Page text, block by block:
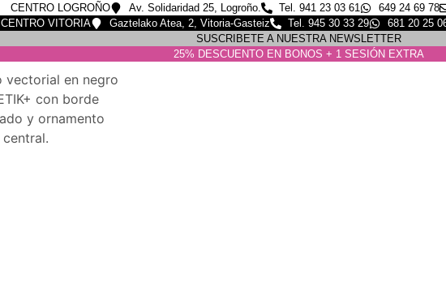
CENTRO LOGROÑO Av. Solidaridad 25, Logroño. Tel. 941 23 03 61 649 24 69 78
CENTRO VITORIA
Gaztelako Atea, 2, Vitoria-Gasteiz Tel. 945 30 33 29 681 20 25
SUSCRIBETE A NUESTRA NEWSLETTER
25% DESCUENTO EN BONOS + 1 SESIÓN EXTRA